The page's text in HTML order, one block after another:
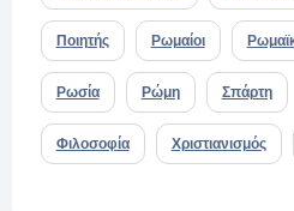
Ποιητής Ρωμαίοι
Ρωσία Ρώμη Σπάρτη
Φιλοσοφία Χριστιανισμός